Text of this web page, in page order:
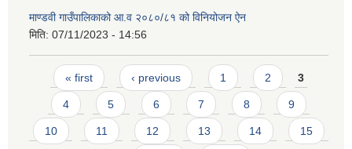
माण्डवी गाउँपालिकाको आ.व २०८०/८१ को विनियोजन ऐन
मिति: 07/11/2023 - 14:56
Pages
« first ‹ previous 1 2 3
4 5 6 7 8 9
10 11 12 13 14 15